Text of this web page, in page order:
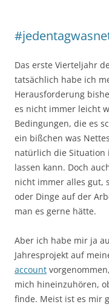
Das erste Vierteljahr
tatsächlich habe ich
Herausforderung
es nicht immer leicht
Bedingungen, die es
ein bißchen was
natürlich die Situation
lassen kann. Doch
nicht immer alles gut,
oder Dinge auf der
man es gerne hätte.
Aber ich habe mir ja
Jahresprojekt auf
account
mich hineinzuhören,
finde. Meist ist es mir